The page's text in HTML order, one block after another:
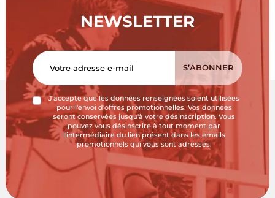
NEWSLETTER
J'accepte que les données renseignées soient utilisées
pour l'envoi d'offres promotionnelles. Vos données
seront conservées jusqu'à votre désinscription. Vous
pouvez vous désinscrire à tout moment par
l'intermédiaire du lien présent dans les emails
promotionnels qui vous sont adressés.